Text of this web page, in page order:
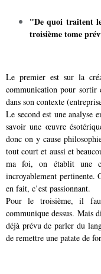
"De quoi traitent
troisième tome
Le premier est sur la
communication pour sortir
dans son contexte
Le second est une analyse
savoir une œuvre
donc on y cause
tout court et aussi et
ma foi, on établit une
incroyablement pertinente.
en fait, c’est passionnant.
Pour le troisième, il
communique dessus. Mais
déjà prévu de parler du
de remettre une patate de